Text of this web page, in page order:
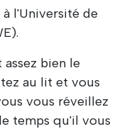
l'Université de
bien le
au lit et vous
vous réveillez
temps qu'il vous